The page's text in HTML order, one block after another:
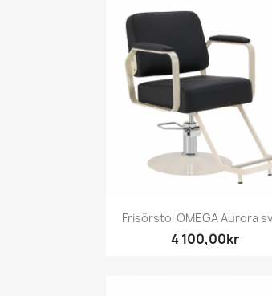
Snabbvy
Frisörstol OMEGA Aurora
4 100,00kr